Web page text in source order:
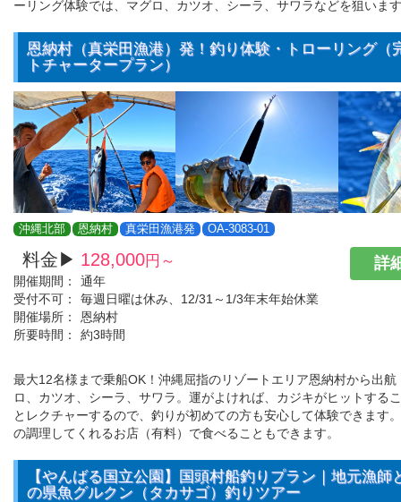
ーリング体験では、マグロ、カツオ、シーラ、サワラなどを狙いま
恩納村（真栄田漁港）発！釣り体験・トローリング（
トチャータープラン）
沖縄北部 恩納村 真栄田漁港発 OA-3083-01
料金▶ 128,000円～
開催期間：
通年
受付不可：
毎週日曜は休み、12/31～1/3年末年始休業
開催場所：
恩納村
所要時間：
約3時間
詳
最大12名様まで乗船OK！沖縄屈指のリゾートエリア恩納村から出航
ロ、カツオ、シーラ、サワラ。運がよければ、カジキがヒットする
とレクチャーするので、釣りが初めての方も安心して体験できます
の調理してくれるお店（有料）で食べることもできます。
【やんばる国立公園】国頭村船釣りプラン｜地元漁師
の県魚グルクン（タカサゴ）釣りツアー